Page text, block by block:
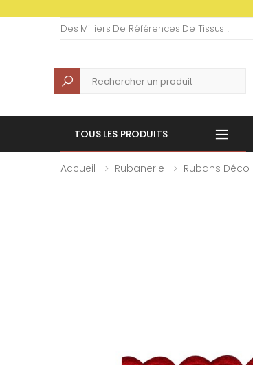
Des Milliers De Références De Tissus !
Recherche
TOUS LES PRODUITS
Accueil Rubanerie Rubans Déco